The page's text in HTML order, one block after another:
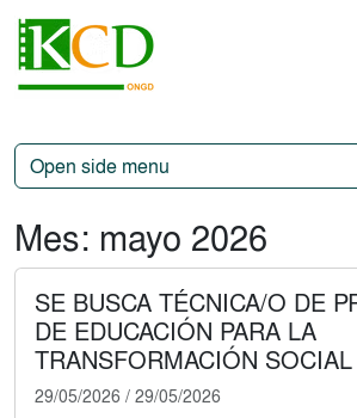
Skip to content
Skip to footer
Mes: mayo 2026
SE BUSCA TÉCNICA/O DE
DE EDUCACIÓN PARA LA
TRANSFORMACIÓN
29/05/2026 / 29/05/2026
Open side menu